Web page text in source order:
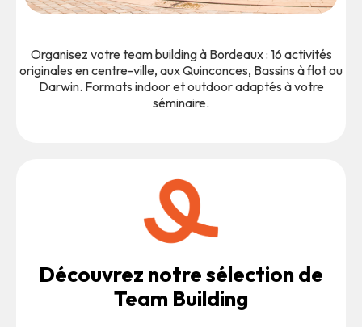
Organisez votre team building à Bordeaux : 16 activités
originales en centre-ville, aux Quinconces, Bassins à flot ou
Darwin. Formats indoor et outdoor adaptés à votre
séminaire.
Découvrez notre sélection de
Team Building